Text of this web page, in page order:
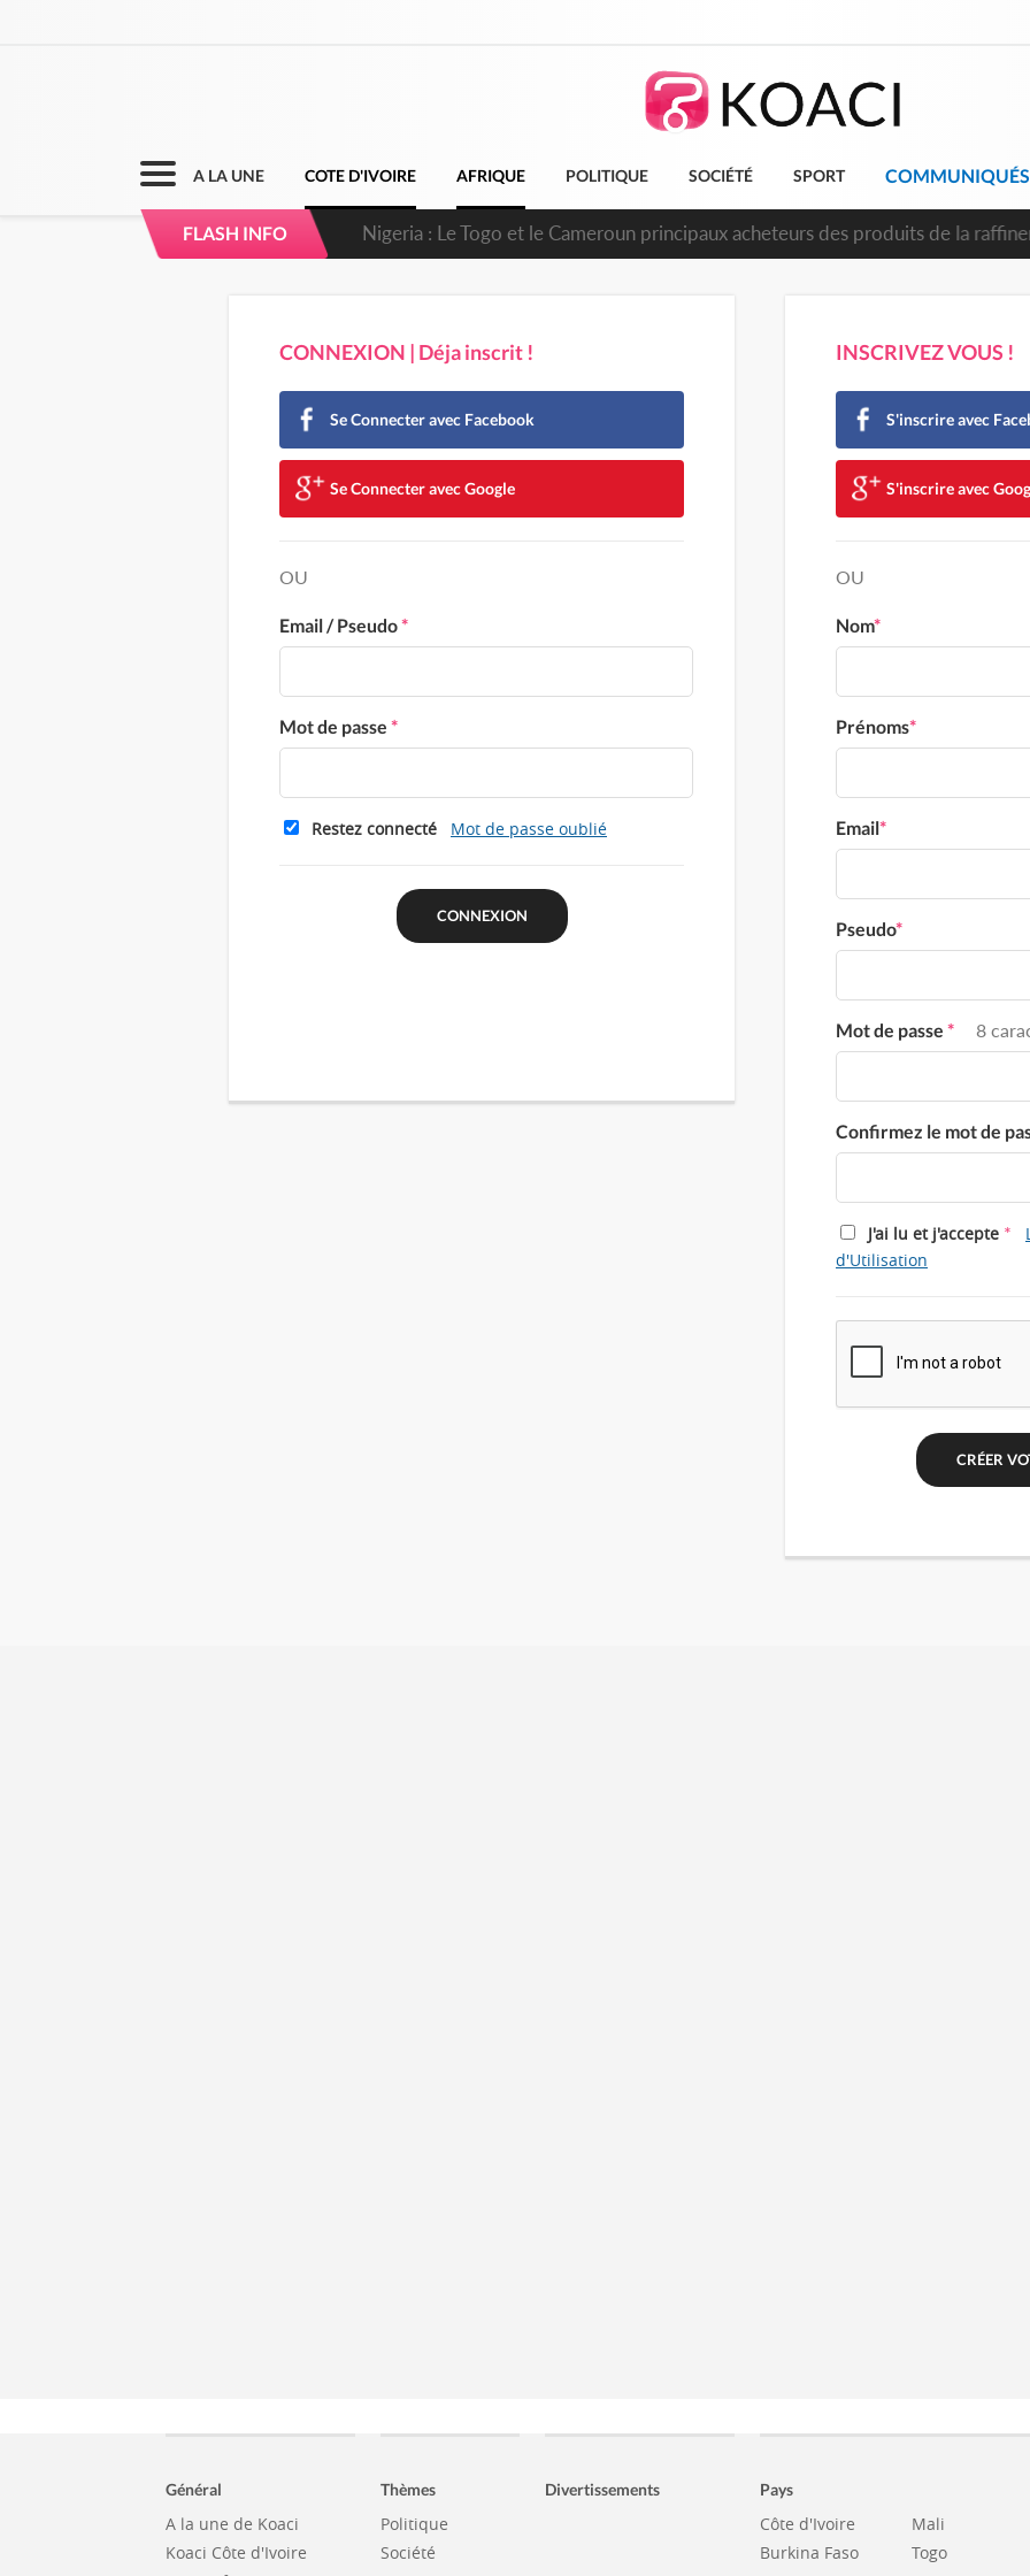
A LA UNE COTE D'IVOIRE AFRIQUE POLITIQUE SOCIÉTÉ SPORT COMMUNIQUÉS
FLASH INFO Nigeria : Le Togo et le Cameroun principaux acheteurs des produits de la
CONNEXION | Déja inscrit !
Se Connecter avec Facebook
Se Connecter avec Google
OU
Email / Pseudo*
Mot de passe *
Restez connecté Mot de passe oublié
INSCRIVEZ VOUS !
S'inscrire avec
S'inscrire avec
OU
Nom*
Prénoms*
Email*
Pseudo*
Mot de passe * 8
Confirmez le mot de
J'ai lu et j'accepte *
d'Utilisation
Général
A la une de Koaci
Koaci Côte d'Ivoire
Thèmes
Politique
Société
Divertissements Pays
Côte d'Ivoire
Burkina Faso
Mali
Togo